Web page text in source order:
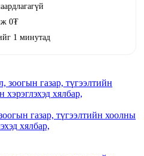
0₮
1 минутад
газар, түгээлтийн хоолны
хялбар,